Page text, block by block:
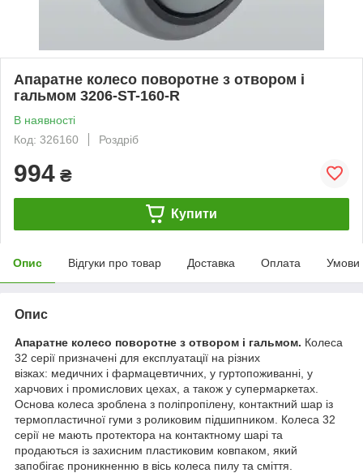
Апаратне колесо поворотне з отвором і
гальмом 3206-ST-160-R
В наявності
Код: 326160
Роздріб
994 ₴
Купити
Опис Відгуки про товар Доставка Оплата Умови
Опис
Апаратне колесо поворотне з отвором і гальмом. Колеса
32 серії призначені для експлуатації на різних
візках: медичних і фармацевтичних, у гуртопоживанні, у
харчових і промислових цехах, а також у супермаркетах.
Основа колеса зроблена з поліпропілену, контактний шар із
термопластичної гуми з роликовим підшипником. Колеса 32
серії не мають протектора на контактному шарі та
продаються із захисним пластиковим ковпаком, який
запобігає проникненню в вісь колеса пилу та сміття.